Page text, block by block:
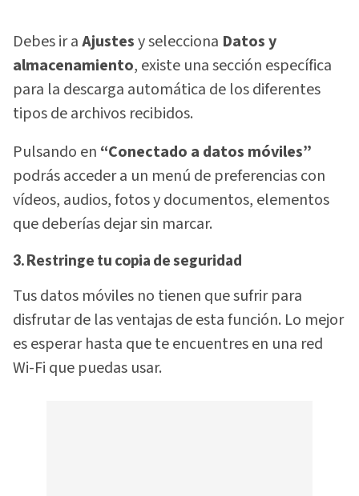
Debes ir aAjustesy selecciona Datos y
almacenamiento, existe una sección específica
para la descarga automática de los diferentes
tipos de archivos recibidos.
Pulsando en “Conectado a datos móviles”
podrás acceder a un menú de preferencias con
vídeos, audios, fotos y documentos, elementos
que deberías dejar sin marcar.
3. Restringe tu copia de seguridad
Tus datos móviles no tienen que sufrir para
disfrutar de las ventajas de esta función. Lo mejor
es esperar hasta que te encuentres en una red
Wi-Fi que puedas usar.